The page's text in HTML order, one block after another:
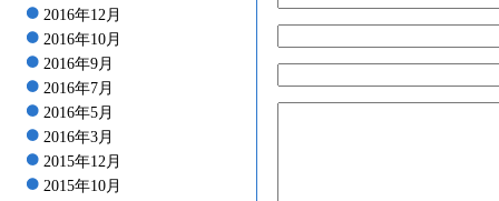
2016年12月
2016年10月
2016年9月
2016年7月
2016年5月
2016年3月
2015年12月
2015年10月